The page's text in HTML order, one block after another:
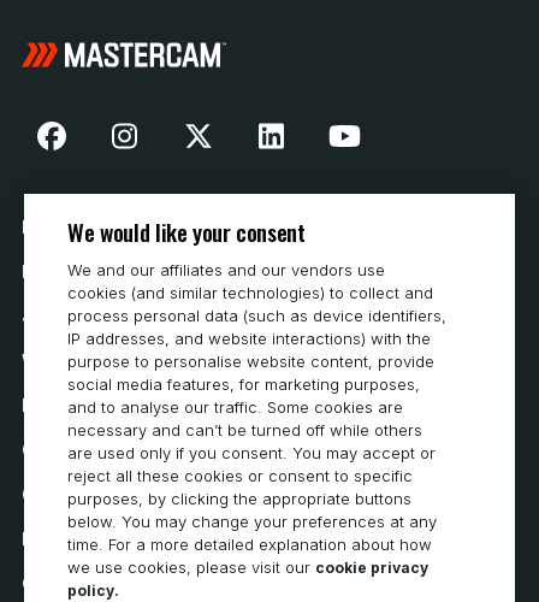
Nasza historia
Kontakt
Jak kupować
Wymagania systemowe
Prywatność
Oświadczenie o ochronie prywatności
Oświadczenie o dostępności
Polityka dotycząca plików cookie
Cookie Preferences
We would like your consent
We and our affiliates and our vendors use
cookies (and similar technologies) to collect and
process personal data (such as device identifiers,
IP addresses, and website interactions) with the
purpose to personalise website content, provide
social media features, for marketing purposes,
and to analyse our traffic. Some cookies are
necessary and can’t be turned off while others
are used only if you consent. You may accept or
reject all these cookies or consent to specific
purposes, by clicking the appropriate buttons
below. You may change your preferences at any
time. For a more detailed explanation about how
we use cookies, please visit our cookie privacy
policy.